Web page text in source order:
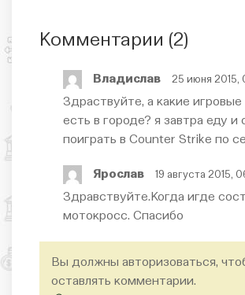
Комментарии (2)
Владислав 25 июня 2015,
Здраствуйте, а какие
есть в городе? я завтра еду и
поиграть в Counter Strike по
Ярослав 19 августа 2015,
Здравствуйте.Когда игде
мотокросс. Спасибо
Вы должны авторизоваться,
оставлять комментарии.